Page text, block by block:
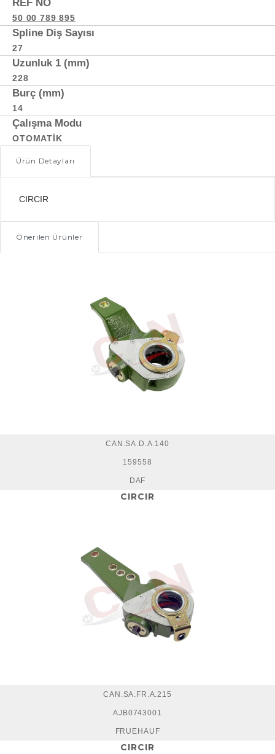
REF NO
50 00 789 895
Spline Diş Sayısı
27
Uzunluk 1 (mm)
228
Burç (mm)
14
Çalışma Modu
OTOMATIK
Ürün Detayları
CIRCIR
Önerilen Ürünler
CAN.SA.D.A.140
159558
DAF
CIRCIR
CAN.SA.FR.A.215
AJB0743001
FRUEHAUF
CIRCIR